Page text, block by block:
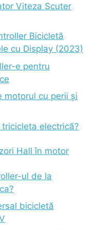
Viteza Scuter
Bicicletă
cu Display (2023)
e pentru
motorul cu perii și
electrică?
Hall în motor
ul de la
bicicletă